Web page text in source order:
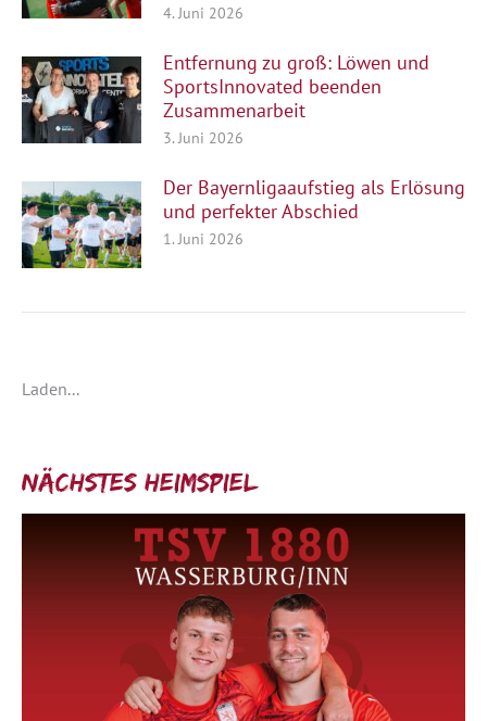
4. Juni 2026
Entfernung zu groß: Löwen und
SportsInnovated beenden
Zusammenarbeit
3. Juni 2026
Der Bayernligaaufstieg als Erlösung
und perfekter Abschied
1. Juni 2026
Laden...
Nächstes Heimspiel